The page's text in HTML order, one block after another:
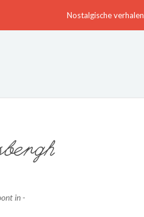
Nostalgische verhalen
in -